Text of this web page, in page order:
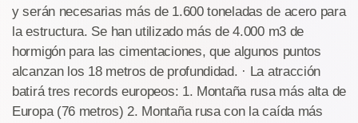
y serán necesarias más de 1.600 toneladas de acero para
la estructura. Se han utilizado más de 4.000 m3 de
hormigón para las cimentaciones, que algunos puntos
alcanzan los 18 metros de profundidad. · La atracción
batirá tres records europeos: 1. Montaña rusa más alta de
Europa (76 metros) 2. Montaña rusa con la caída más